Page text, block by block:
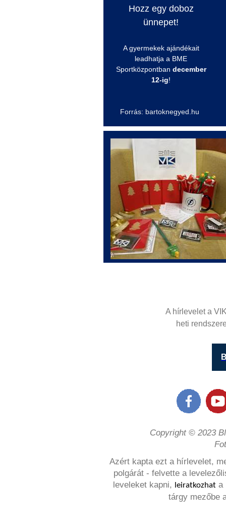
Hozz egy doboz
ünnepet!
A gyermekek ajándékait
leadhatja a BME
Sportközpontban december
12-ig!
Forrás: bartoknegyed.hu
A hírlevelet a
heti
Copyright © 2023
Azért kapta ezt a hírlevelet,
polgárát - felvette a
leveleket kapni, leiratkozhat a
tárgy mezőbe